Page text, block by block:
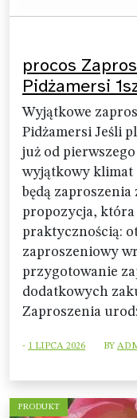
procos
Pidżamersi
Wyjątkowe
Pidżamersi Jeśli
już od
wyjątkowy klimat
będą zaproszenia
propozycja, która
praktycznością:
zaproszeniowy
przygotowanie
dodatkowych
Zaproszenia
- 1 LIPCA 2026 BY
PRODUKT